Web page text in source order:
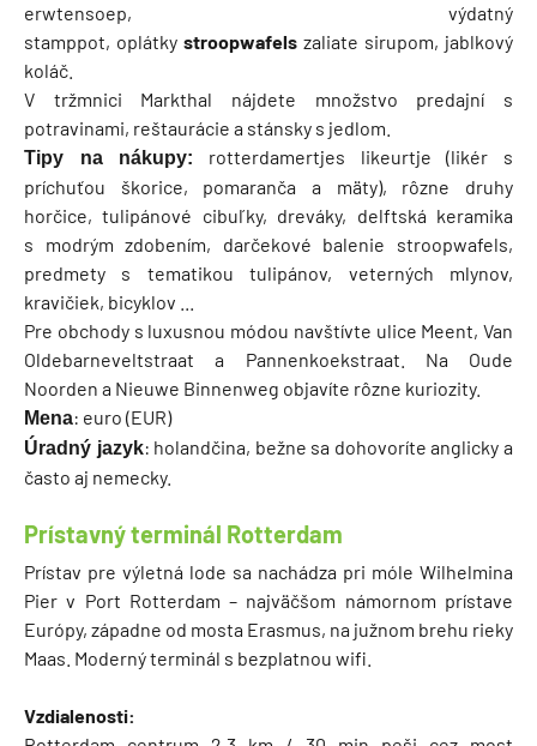
erwtensoep, výdatný
stamppot, oplátky stroopwafels zaliate sirupom, jablkový
koláč.
V tržmnici Markthal nájdete množstvo predajní s
potravinami, reštaurácie a stánsky s jedlom.
Tipy na nákupy:
rotterdamertjes likeurtje (likér s
príchuťou škorice, pomaranča a mäty), rôzne druhy
horčice, tulipánové cibuľky, dreváky, delftská keramika
s modrým zdobením, darčekové balenie stroopwafels,
predmety s tematikou tulipánov, veterných mlynov,
kravičiek, bicyklov ...
Pre obchody s luxusnou módou navštívte ulice Meent, Van
Oldebarneveltstraat a Pannenkoekstraat. Na Oude
Noorden a Nieuwe Binnenweg objavíte rôzne kuriozity.
Mena: euro (EUR)
Úradný jazyk: holandčina, bežne sa dohovoríte anglicky a
často aj nemecky.
Prístavný terminál Rotterdam
Prístav pre výletná lode sa nachádza pri móle Wilhelmina
Pier v Port Rotterdam – najväčšom námornom prístave
Európy, západne od mosta Erasmus, na južnom brehu rieky
Maas. Moderný terminál s bezplatnou wifi.
Vzdialenosti: